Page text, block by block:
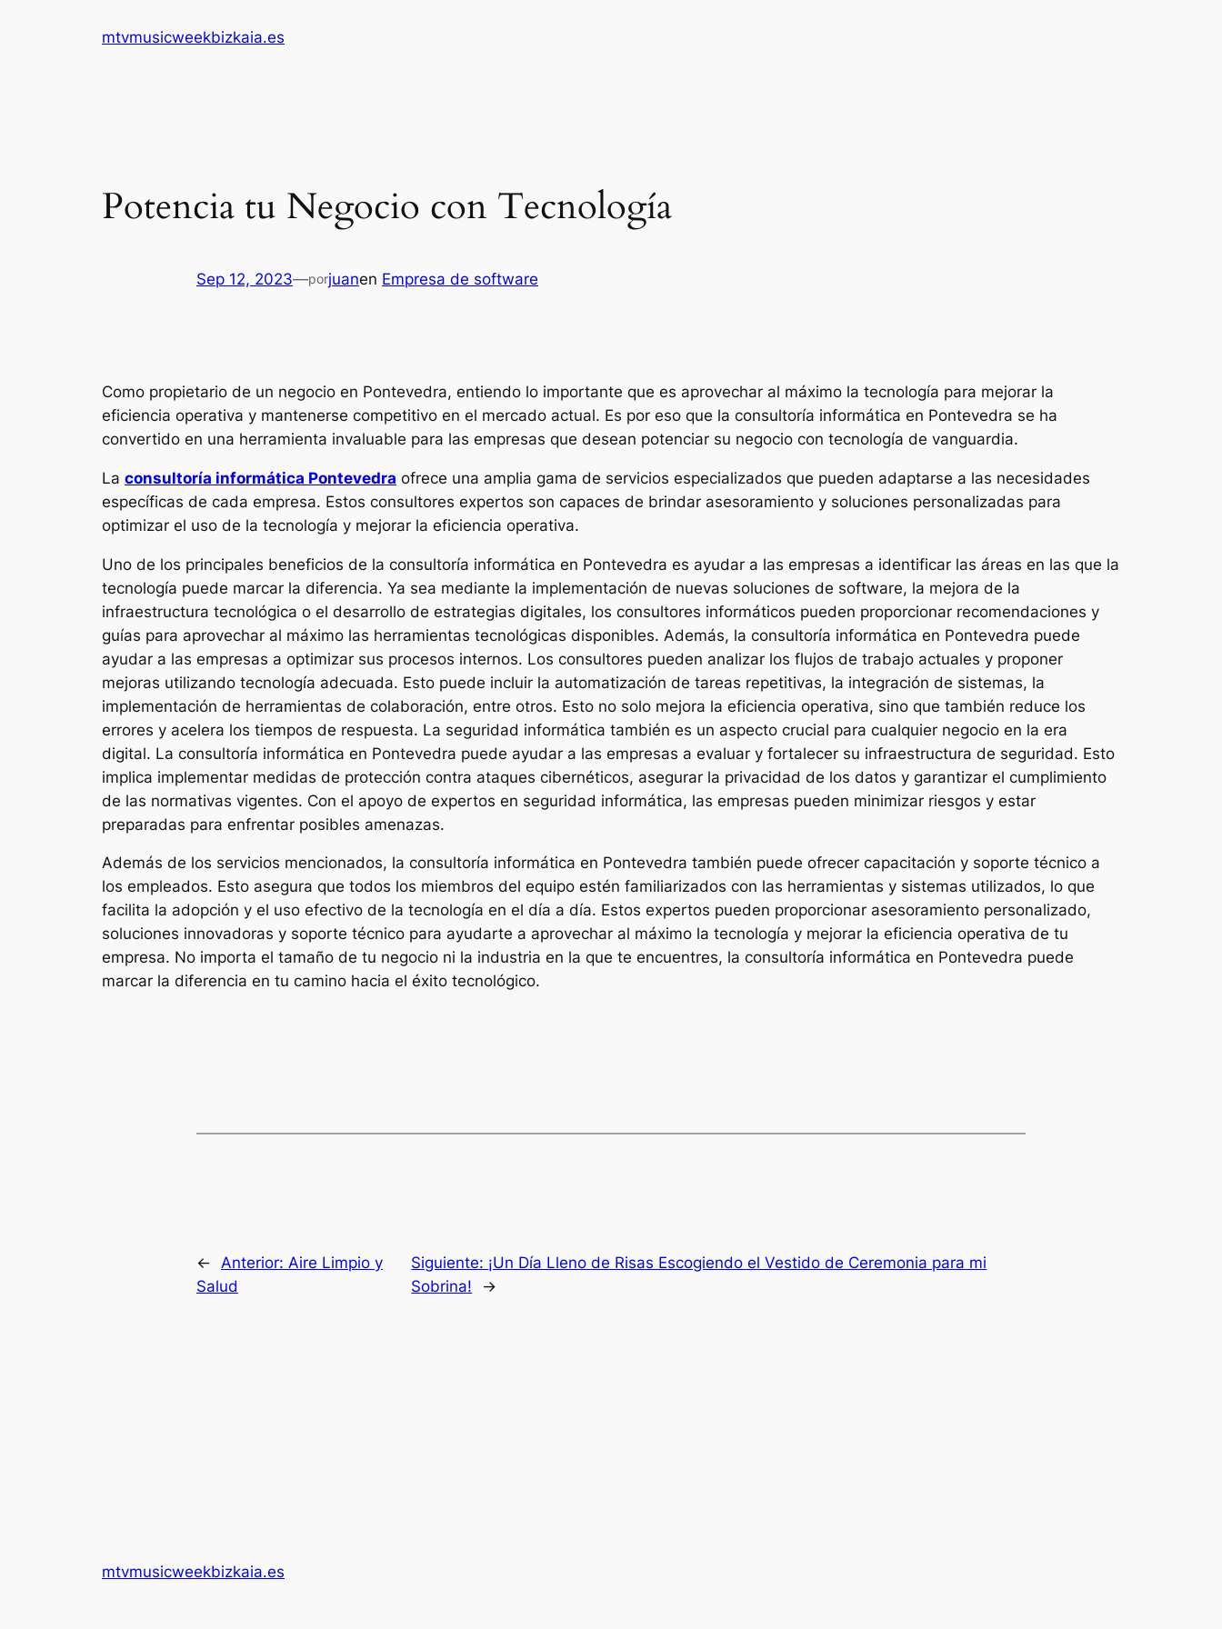
mtvmusicweekbizkaia.es
Potencia tu Negocio con Tecnología
Sep 12, 2023—porjuanen Empresa de software
Como propietario de un negocio en Pontevedra, entiendo lo importante que es aprovechar al máximo la tecnología para mejorar la
eficiencia operativa y mantenerse competitivo en el mercado actual. Es por eso que la consultoría informática en Pontevedra se ha
convertido en una herramienta invaluable para las empresas que desean potenciar su negocio con tecnología de vanguardia.
La consultoría informática Pontevedra ofrece una amplia gama de servicios especializados que pueden adaptarse a las necesidades
específicas de cada empresa. Estos consultores expertos son capaces de brindar asesoramiento y soluciones personalizadas para
optimizar el uso de la tecnología y mejorar la eficiencia operativa.
Uno de los principales beneficios de la consultoría informática en Pontevedra es ayudar a las empresas a identificar las áreas en las que la
tecnología puede marcar la diferencia. Ya sea mediante la implementación de nuevas soluciones de software, la mejora de la
infraestructura tecnológica o el desarrollo de estrategias digitales, los consultores informáticos pueden proporcionar recomendaciones y
guías para aprovechar al máximo las herramientas tecnológicas disponibles. Además, la consultoría informática en Pontevedra puede
ayudar a las empresas a optimizar sus procesos internos. Los consultores pueden analizar los flujos de trabajo actuales y proponer
mejoras utilizando tecnología adecuada. Esto puede incluir la automatización de tareas repetitivas, la integración de sistemas, la
implementación de herramientas de colaboración, entre otros. Esto no solo mejora la eficiencia operativa, sino que también reduce los
errores y acelera los tiempos de respuesta. La seguridad informática también es un aspecto crucial para cualquier negocio en la era
digital. La consultoría informática en Pontevedra puede ayudar a las empresas a evaluar y fortalecer su infraestructura de seguridad. Esto
implica implementar medidas de protección contra ataques cibernéticos, asegurar la privacidad de los datos y garantizar el cumplimiento
de las normativas vigentes. Con el apoyo de expertos en seguridad informática, las empresas pueden minimizar riesgos y estar
preparadas para enfrentar posibles amenazas.
Además de los servicios mencionados, la consultoría informática en Pontevedra también puede ofrecer capacitación y soporte técnico a
los empleados. Esto asegura que todos los miembros del equipo estén familiarizados con las herramientas y sistemas utilizados, lo que
facilita la adopción y el uso efectivo de la tecnología en el día a día. Estos expertos pueden proporcionar asesoramiento personalizado,
soluciones innovadoras y soporte técnico para ayudarte a aprovechar al máximo la tecnología y mejorar la eficiencia operativa de tu
empresa. No importa el tamaño de tu negocio ni la industria en la que te encuentres, la consultoría informática en Pontevedra puede
marcar la diferencia en tu camino hacia el éxito tecnológico.
← Anterior: Aire Limpio y
Salud
Siguiente: ¡Un Día Lleno de Risas Escogiendo el Vestido de Ceremonia para mi
Sobrina!
→
mtvmusicweekbizkaia.es